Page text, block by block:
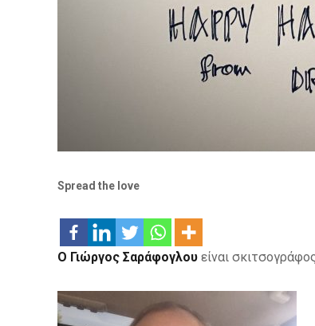
Spread the love
Ο Γιώργος Σαράφογλου είναι